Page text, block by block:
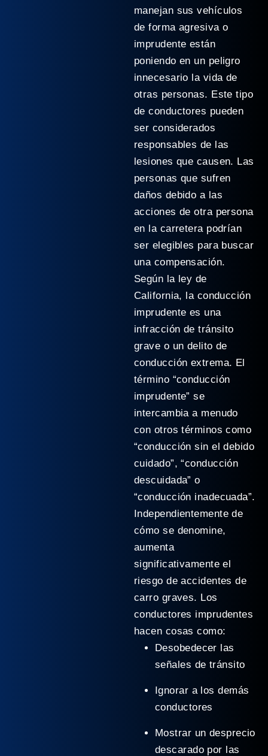
manejan sus vehículos
de forma agresiva o
imprudente están
poniendo en un peligro
innecesario la vida de
otras personas. Este tipo
de conductores pueden
ser considerados
responsables de las
lesiones que causen. Las
personas que sufren
daños debido a las
acciones de otra persona
en la carretera podrían
ser elegibles para buscar
una compensación.
Según la ley de
California, la conducción
imprudente es una
infracción de tránsito
grave o un delito de
conducción extrema. El
término “conducción
imprudente” se
intercambia a menudo
con otros términos como
“conducción sin el debido
cuidado”, “conducción
descuidada” o
“conducción inadecuada”.
Independientemente de
cómo se denomine,
aumenta
significativamente el
riesgo de accidentes de
carro graves. Los
conductores imprudentes
hacen cosas como:
Desobedecer las
señales de tránsito
Ignorar a los demás
conductores
Mostrar un desprecio
descarado por las